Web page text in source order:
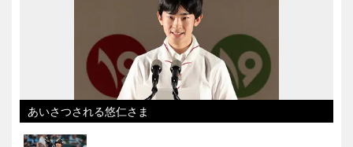
あいさつされる悠仁さま